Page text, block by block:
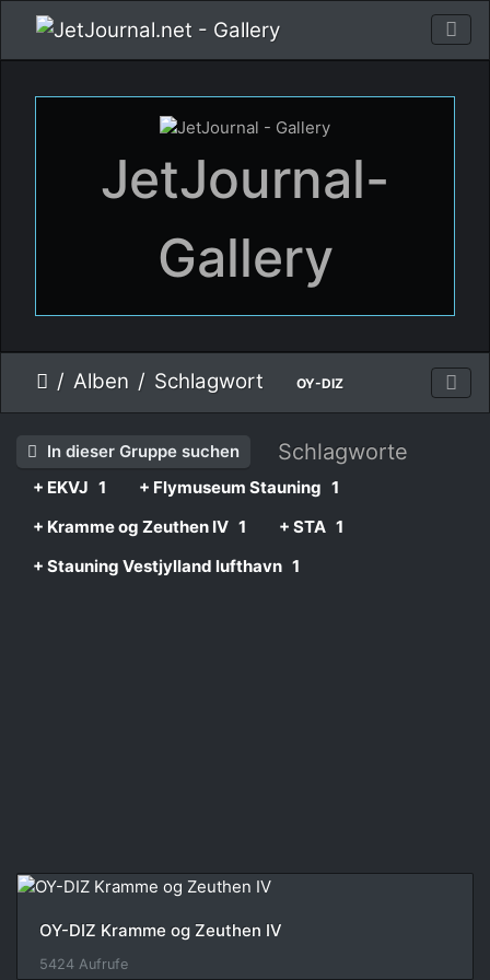
JetJournal-
Gallery
Alben Schlagwort OY-DIZ
In dieser Gruppe suchen Schlagworte
+ EKVJ 1 + Flymuseum Stauning 1
+ Kramme og Zeuthen IV 1 + STA 1
+ Stauning Vestjylland lufthavn 1
OY-DIZ Kramme og Zeuthen IV
5424 Aufrufe